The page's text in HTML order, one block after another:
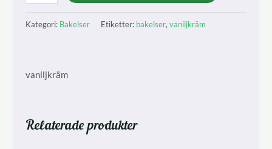
mängd
Kategori: Bakelser Etiketter: bakelser,vaniljkräm
vaniljkräm
Relaterade produkter